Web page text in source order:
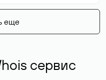
еще
сервис